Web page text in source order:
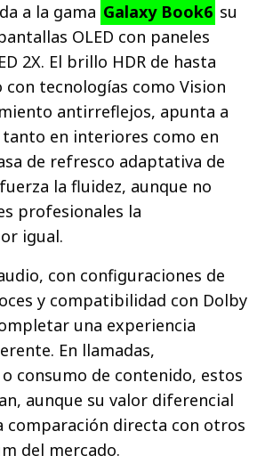
a la gama Galaxy Book6 su
OLED con paneles
2X. El brillo HDR de hasta
con tecnologías como Vision
antirreflejos, apunta a
en interiores como en
de refresco adaptativa de
la fluidez, aunque no
profesionales la
igual.
con configuraciones de
y compatibilidad con Dolby
una experiencia
En llamadas,
consumo de contenido, estos
aunque su valor diferencial
comparación directa con otros
del mercado.